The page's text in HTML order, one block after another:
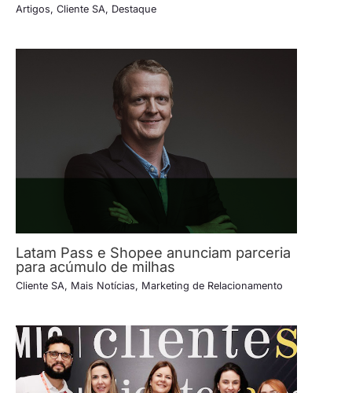
Artigos, Cliente SA, Destaque
Latam Pass e Shopee anunciam parceria
para acúmulo de milhas
Cliente SA, Mais Notícias, Marketing de Relacionamento